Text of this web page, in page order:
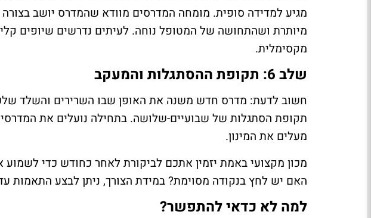
מגיע למדידה סופית. מומחה המדרסים מוודא שהמדרס יושב
מיותרת ושהתחושה של המטופל נוחה. לעיתים נדרשים שיופים
מקסימלית.
שלב 6: תקופת ההסתגלות והמעקב
חשוב לדעת: מדרס חדש משנה את האופן שבו השרירים והשלד
תקופת הסתגלות של שבועיים-שלושה. בתחילה נועלים את
מעלים את המינון.
מכון מקצועי באמת יזמין אתכם לביקורת לאחר כחודש כדי
האם יש לחץ בנקודה מסוימת? במידת הצורך, ניתן לבצע התאמות
למה לא כדאי להתפשר?